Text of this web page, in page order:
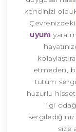
kendinizi
uyum
etmeden,
tutum
huzurlu
ilgi
size